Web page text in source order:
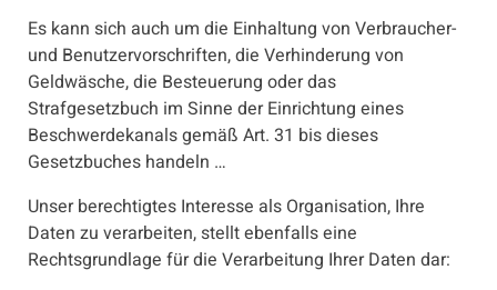
Es kann sich auch um die Einhaltung von Verbraucher-
und Benutzervorschriften, die Verhinderung von
Geldwäsche, die Besteuerung oder das
Strafgesetzbuch im Sinne der Einrichtung eines
Beschwerdekanals gemäß Art. 31 bis dieses
Gesetzbuches handeln …
Unser berechtigtes Interesse als Organisation, Ihre
Daten zu verarbeiten, stellt ebenfalls eine
Rechtsgrundlage für die Verarbeitung Ihrer Daten dar: